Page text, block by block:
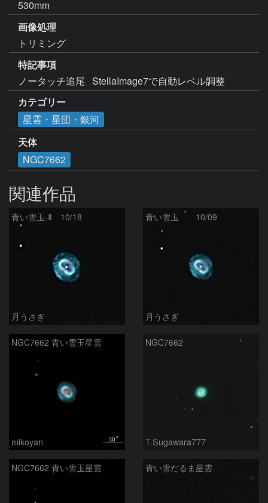
530mm
画像処理
トリミング
特記事項
ノータッチ追尾   StellaImage7で自動レベル調整
カテゴリー
星雲・星団・銀河
天体
NGC7662
関連作品
青い雪玉-Ⅱ 10/18
月うさぎ
青い雪玉 10/09
月うさぎ
NGC7662 青い雪玉星雲
mikoyan
NGC7662
T.Sugawara777
NGC7662 青い雪玉星雲 青い雪だるま星雲